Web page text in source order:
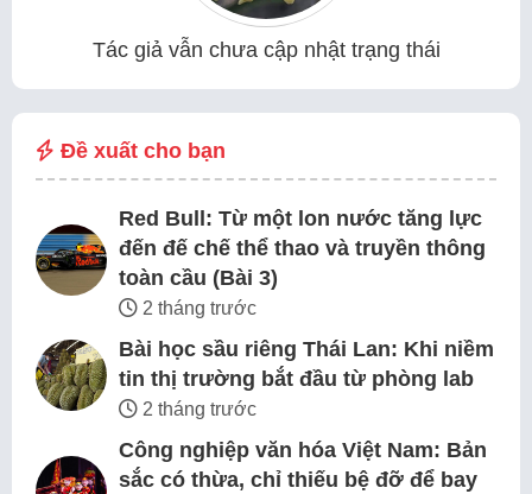
Tác giả vẫn chưa cập nhật trạng thái
Đề xuất cho bạn
Red Bull: Từ một lon nước tăng lực
đến đế chế thể thao và truyền thông
toàn cầu (Bài 3)
2 tháng trước
Bài học sầu riêng Thái Lan: Khi niềm
tin thị trường bắt đầu từ phòng lab
2 tháng trước
Công nghiệp văn hóa Việt Nam: Bản
sắc có thừa, chỉ thiếu bệ đỡ để bay